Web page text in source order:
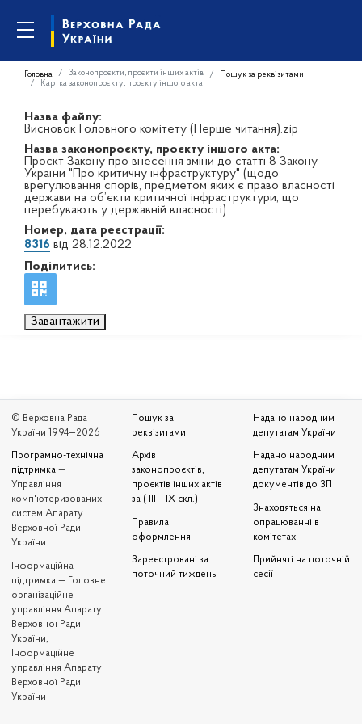
Головна Законопроєкти, проєкти інших актів
Пошук за реквізитами
Картка законопроєкту, проєкту іншого акта
Назва файлу:
Висновок Головного комітету (Перше читання).zip
Назва законопроєкту, проєкту іншого акта:
Проєкт Закону про внесення зміни до статті 8 Закону
України "Про критичну інфраструктуру" (щодо
врегулювання спорів, предметом яких є право власності
держави на об’єкти критичної інфраструктури, що
перебувають у державній власності)
Номер, дата реєстрації:
8316 від 28.12.2022
Поділитись:
Завантажити
© Верховна Рада
України 1994—2026
Програмно-технічна
підтримка —
Управління
комп'ютеризованих
систем Апарату
Верховної Ради
України
Iнформаційна
підтримка — Головне
організаційне
управління Апарату
Верховної Ради
України,
Інформаційне
управління Апарату
Верховної Ради
України
Пошук за
реквізитами
Архів
законопроєктів,
проєктів інших актів
за ( III – IX скл.)
Правила
оформлення
Зареєстровані за
поточний тиждень
Надано народним
депутатам України
Надано народним
депутатам України
документів до ЗП
Знаходяться на
опрацюванні в
комітетах
Прийняті на поточній
сесії